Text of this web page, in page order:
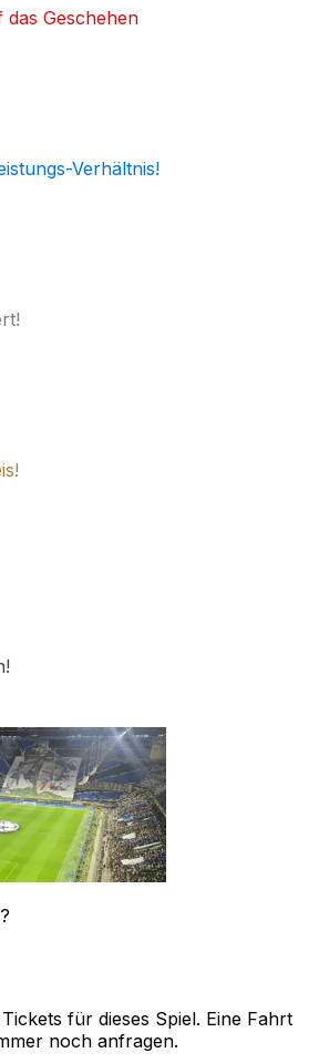
das Geschehen
Verhältnis!
für dieses Spiel. Eine Fahrt
noch anfragen.